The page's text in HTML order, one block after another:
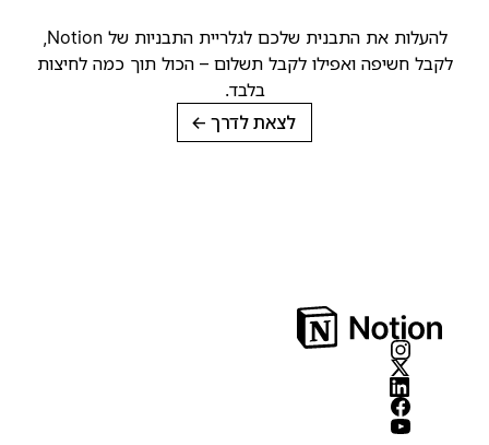
להעלות את התבנית שלכם לגלריית התבניות של Notion,
לקבל חשיפה ואפילו לקבל תשלום – הכול תוך כמה לחיצות
בלבד.
לצאת לדרך→